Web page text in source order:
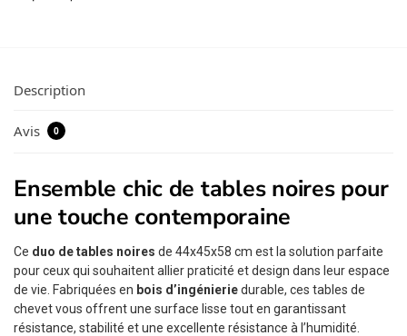
Description
Avis 0
Ensemble chic de tables noires pour
une touche contemporaine
Ce duo de tables noires de 44x45x58 cm est la solution parfaite
pour ceux qui souhaitent allier praticité et design dans leur espace
de vie. Fabriquées en bois d’ingénieriedurable, ces tables de
chevet vous offrent une surface lisse tout en garantissant
résistance, stabilité et une excellente résistance à l’humidité.